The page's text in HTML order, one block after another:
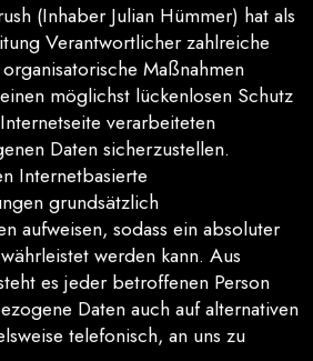
(Inhaber Julian Hümmer) hat als
Verantwortlicher zahlreiche
Maßnahmen
möglichst lückenlosen Schutz
verarbeiteten
Daten sicherzustellen.
Internetbasierte
grundsätzlich
aufweisen, sodass ein absoluter
werden kann. Aus
es jeder betroffenen Person
Daten auch auf alternativen
telefonisch, an uns zu